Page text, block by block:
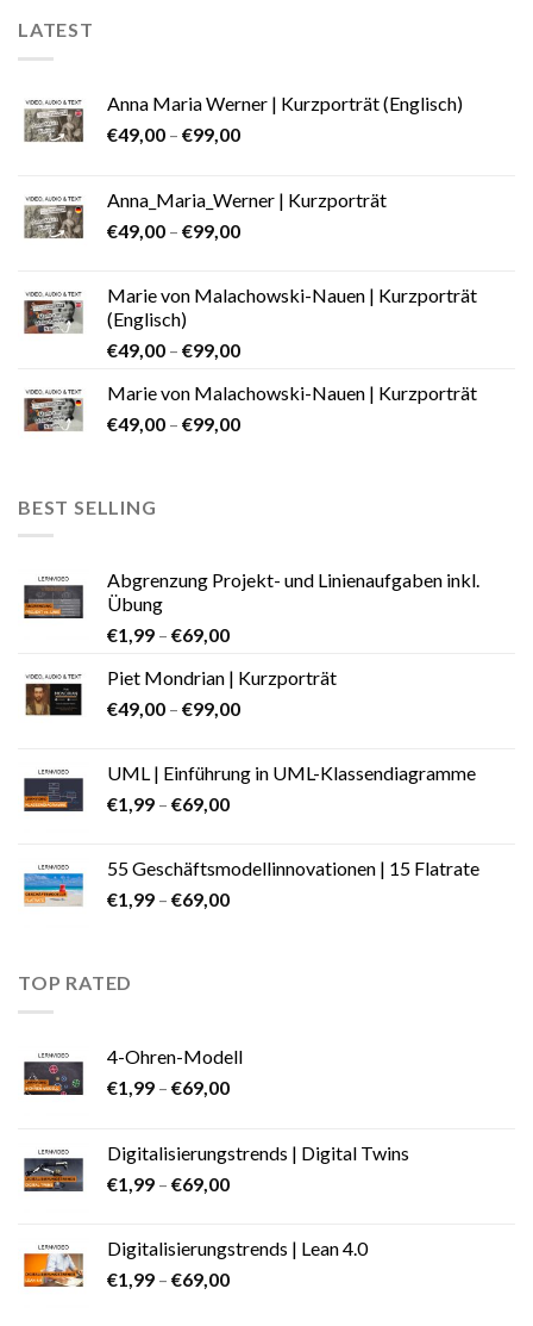
LATEST
Anna Maria Werner | Kurzporträt (Englisch)
€49,00 – €99,00
Anna_Maria_Werner | Kurzporträt
€49,00 – €99,00
Marie von Malachowski-Nauen | Kurzporträt
(Englisch)
€49,00 – €99,00
Marie von Malachowski-Nauen | Kurzporträt
€49,00 – €99,00
BEST SELLING
Abgrenzung Projekt- und Linienaufgaben inkl.
Übung
€1,99 – €69,00
Piet Mondrian | Kurzporträt
€49,00 – €99,00
UML | Einführung in UML-Klassendiagramme
€1,99 – €69,00
55 Geschäftsmodellinnovationen | 15 Flatrate
€1,99 – €69,00
TOP RATED
4-Ohren-Modell
€1,99 – €69,00
Digitalisierungstrends | Digital Twins
€1,99 – €69,00
Digitalisierungstrends | Lean 4.0
€1,99 – €69,00